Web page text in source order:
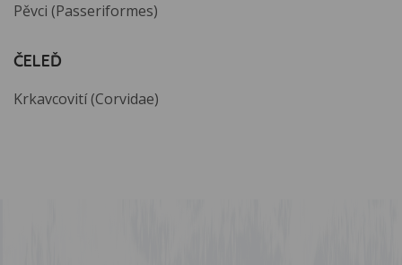
Pěvci (Passeriformes)
ČELEĎ
Krkavcovití (Corvidae)